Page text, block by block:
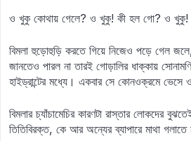
ও খুকু কোথায় গেলে? ও খুকু! কী হল গো? ও খুকু!
বিমলা হুড়োহুড়ি করতে গিয়ে নিজেও পড়ে গেল
জানতেও পারল না তারই গোড়ালির ধাক্কায়
হাইড্রান্টের মধ্যে। একবার সে কোনওক্রমে ভেসে
বিমলার চ্যাঁচামেচির কারণটা রাস্তার লোকদের
তিতিবিরক্ত, কে আর অন্যের ব্যাপারে মাথা গলাতে